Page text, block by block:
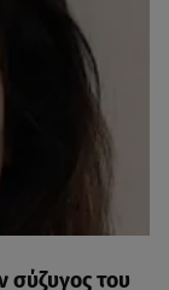
σύζυγος του